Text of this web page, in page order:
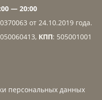
— 20:00
от 24.10.2019 года.
КПП: 505001001
персональных данных